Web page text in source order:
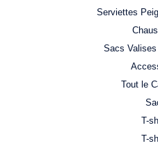
Serviettes
Sacs
Tout le
T-
T-